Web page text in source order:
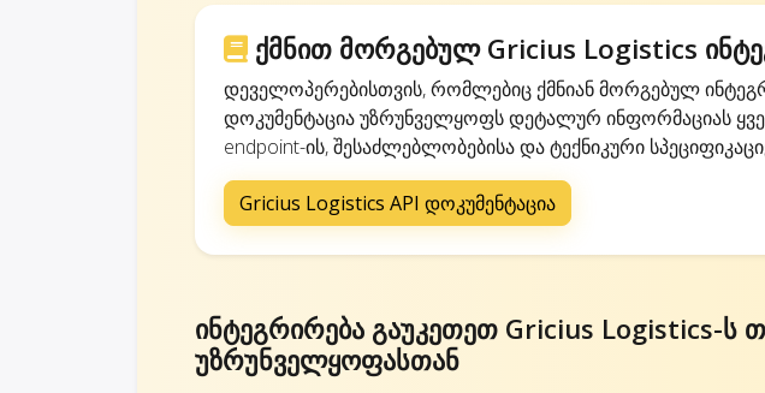
ქმნით მორგებულ Gricius Logistics
დეველოპერებისთვის, რომლებიც ქმნიან მორგებულ
დოკუმენტაცია უზრუნველყოფს დეტალურ ინფორმაციას
endpoint-ის, შესაძლებლობებისა და ტექნიკური
Gricius Logistics API დოკუმენტაცია
ინტეგრირება გაუკეთეთ Gricius Logistics-ს
უზრუნველყოფასთან